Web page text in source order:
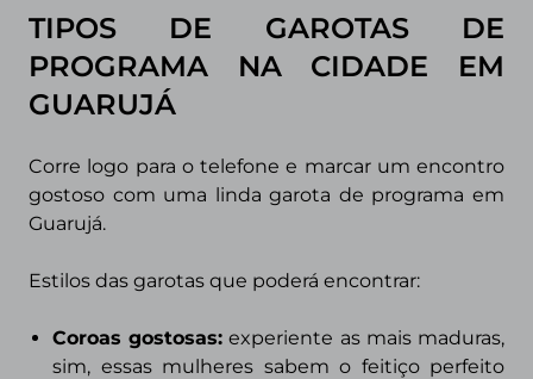
TIPOS DE GAROTAS DE
PROGRAMA NA CIDADE EM
GUARUJÁ
Corre logo para o telefone e marcar um encontro
gostoso com uma linda garota de programa em
Guarujá.
Estilos das garotas que poderá encontrar:
Coroas gostosas: experiente as mais maduras,
sim, essas mulheres sabem o feitiço perfeito